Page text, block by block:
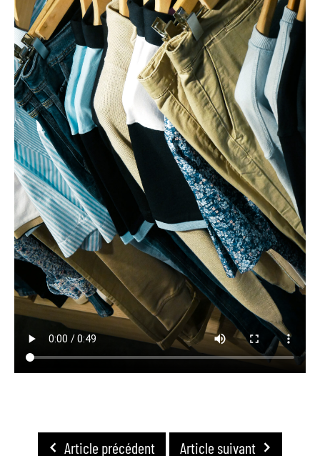
Article précédent Article suivant